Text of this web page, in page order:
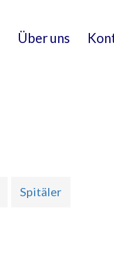
Über uns
Spitäler